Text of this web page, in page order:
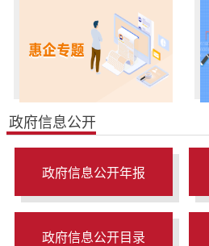
政府信息公开
政府信息公开年报
政府信息公开目录